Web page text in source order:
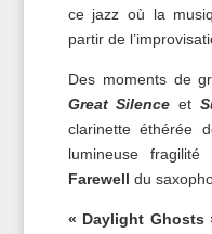
ce jazz où la
partir de
Des moments de
Great Silence et
clarinette éthérée
lumineuse
Farewell du
« Daylight Ghosts